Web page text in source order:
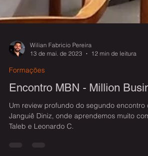
Wilian Fabricio Pereira
13 de mai. de 2023
12 min de leitura
Formações